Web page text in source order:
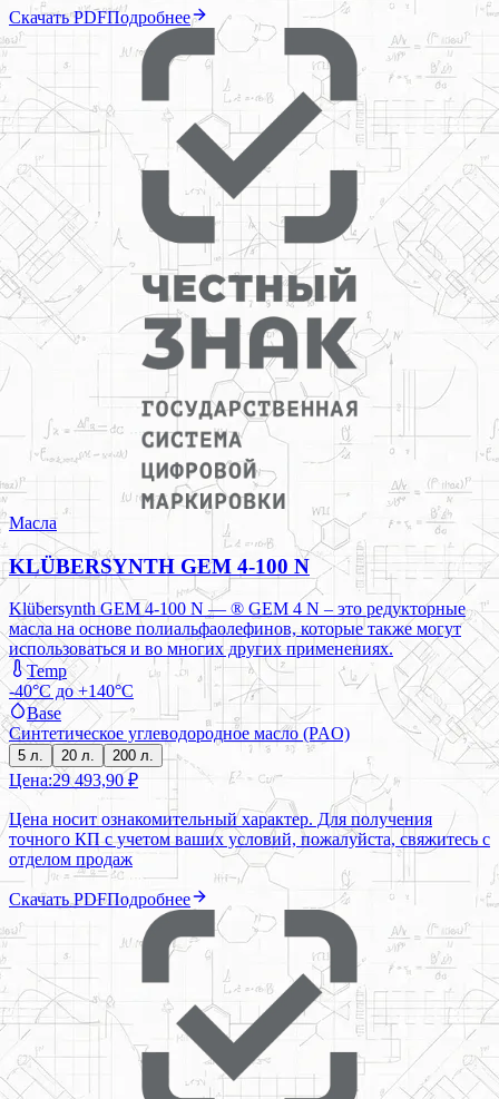
Скачать PDFПодробнее
Масла
KLÜBERSYNTH GEM 4-100 N
Klübersynth GEM 4-100 N — ® GEM 4 N – это редукторные
масла на основе полиальфаолефинов, которые также могут
использоваться и во многих других применениях.
Temp
-40°C до +140°C
Base
Синтетическое углеводородное масло (PAO)
5 л. 20 л. 200 л.
Цена:29 493,90 ₽
Цена носит ознакомительный характер. Для получения
точного КП с учетом ваших условий, пожалуйста, свяжитесь с
отделом продаж
Скачать PDFПодробнее